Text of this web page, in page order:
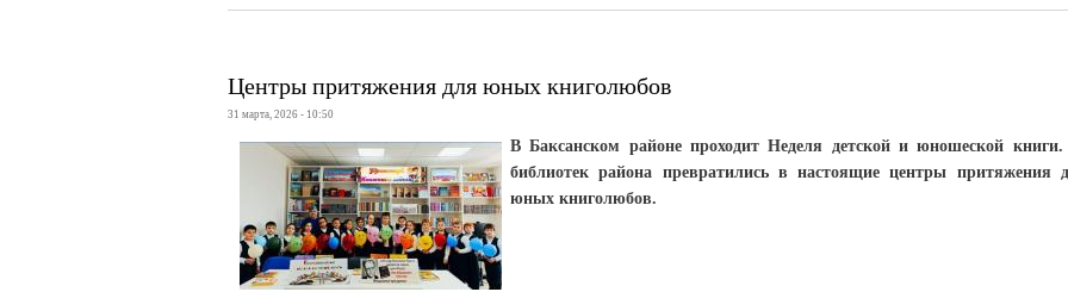
Центры притяжения для юных книголюбов
31 марта, 2026 - 10:50
В Баксанском районе проходит Неделя детской и юношеской книги.
библиотек района превратились в настоящие центры притяжения
юных книголюбов.